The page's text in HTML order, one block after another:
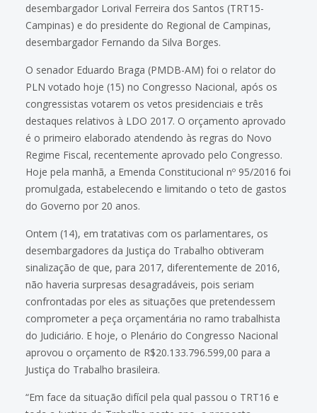
desembargador Lorival Ferreira dos Santos (TRT15-
Campinas) e do presidente do Regional de Campinas,
desembargador Fernando da Silva Borges.
O senador Eduardo Braga (PMDB-AM) foi o relator do
PLN votado hoje (15) no Congresso Nacional, após os
congressistas votarem os vetos presidenciais e três
destaques relativos à LDO 2017. O orçamento aprovado
é o primeiro elaborado atendendo às regras do Novo
Regime Fiscal, recentemente aprovado pelo Congresso.
Hoje pela manhã, a Emenda Constitucional nº 95/2016 foi
promulgada, estabelecendo e limitando o teto de gastos
do Governo por 20 anos.
Ontem (14), em tratativas com os parlamentares, os
desembargadores da Justiça do Trabalho obtiveram
sinalização de que, para 2017, diferentemente de 2016,
não haveria surpresas desagradáveis, pois seriam
confrontadas por eles as situações que pretendessem
comprometer a peça orçamentária no ramo trabalhista
do Judiciário. E hoje, o Plenário do Congresso Nacional
aprovou o orçamento de R$20.133.796.599,00 para a
Justiça do Trabalho brasileira.
“Em face da situação difícil pela qual passou o TRT16 e